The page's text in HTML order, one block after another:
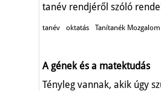
tanév rendjéről szóló
tanév oktatás Tanítanék Mozgalom
A gének és a matektudás
Tényleg vannak, akik úgy